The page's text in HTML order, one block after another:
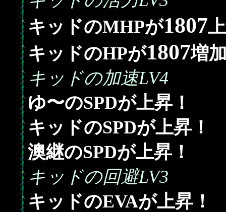
キッドのMHPが1807
キッドのHPが1807増
キッドの加速LV4
ゆ〜のSPDが上昇！
キッドのSPDが上昇！
澳継のSPDが上昇！
キッドの回避LV3
キッドのEVAが上昇！